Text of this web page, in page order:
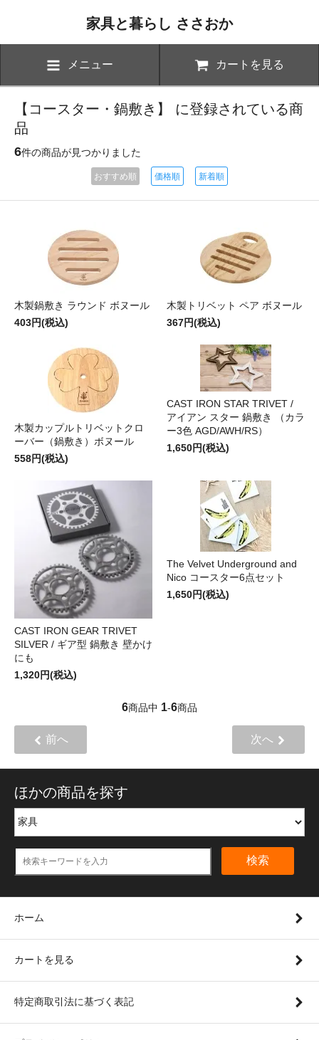
家具と暮らし ささおか
メニュー カートを見る
【コースター・鍋敷き】 に登録されている商
品
6件の商品が見つかりました
おすすめ順 価格順 新着順
木製鍋敷き ラウンド ボヌール
403円(税込)
木製トリベット ペア ボヌール
367円(税込)
木製カップルトリベットクロ
ーバー（鍋敷き）ボヌール
558円(税込)
CAST IRON STAR TRIVET /
アイアン スター 鍋敷き （カラ
ー3色 AGD/AWH/RS）
1,650円(税込)
CAST IRON GEAR TRIVET
SILVER / ギア型 鍋敷き 壁かけ
にも
1,320円(税込)
The Velvet Underground and
Nico コースター6点セット
1,650円(税込)
6商品中 1-6商品
前へ 次へ
ほかの商品を探す
検索
ホーム
カートを見る
特定商取引法に基づく表記